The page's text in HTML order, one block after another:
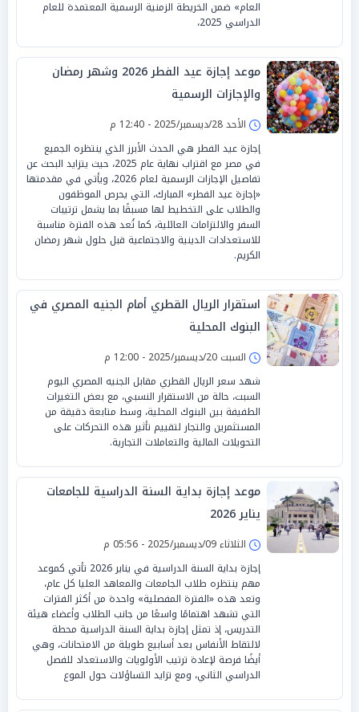
العام» ضمن الخريطة الزمنية الرسمية المعتمدة للعام
الدراسي 2025،
موعد إجازة عيد الفطر 2026 وشهر رمضان
والإجازات الرسمية
الأحد 28/ديسمبر/2025 - 12:40 م
إجازة عيد الفطر هي الحدث الأبرز الذي ينتظره الجميع
في مصر مع اقتراب نهاية عام 2025، حيث يتزايد البحث عن
تفاصيل الإجازات الرسمية لعام 2026، ويأتي في مقدمتها
«إجازة عيد الفطر» المبارك، التي يحرص الموظفون
والطلاب على التخطيط لها مسبقًا بما يشمل ترتيبات
السفر والالتزامات العائلية، كما تُعد هذه الفترة مناسبة
للاستعدادات الدينية والاجتماعية قبل حلول شهر رمضان
الكريم.
استقرار الريال القطري أمام الجنيه المصري في
البنوك المحلية
السبت 20/ديسمبر/2025 - 12:00 م
شهد سعر الريال القطري مقابل الجنيه المصري اليوم
السبت، حالة من الاستقرار النسبي، مع بعض التغيرات
الطفيفة بين البنوك المحلية، وسط متابعة دقيقة من
المستثمرين والتجار لتقييم تأثير هذه التحركات على
التحويلات المالية والتعاملات التجارية.
موعد إجازة بداية السنة الدراسية للجامعات
يناير 2026
الثلاثاء 09/ديسمبر/2025 - 05:56 م
إجازة بداية السنة الدراسية في يناير 2026 تأتي كموعد
مهم ينتظره طلاب الجامعات والمعاهد العليا كل عام،
وتعد هذه «الفترة المفصلية» واحدة من أكثر الفترات
التي تشهد اهتمامًا واسعًا من جانب الطلاب وأعضاء هيئة
التدريس، إذ تمثل إجازة بداية السنة الدراسية محطة
لالتقاط الأنفاس بعد أسابيع طويلة من الامتحانات، وهي
أيضًا فرصة لإعادة ترتيب الأولويات والاستعداد للفصل
الدراسي الثاني، ومع تزايد التساؤلات حول الموع